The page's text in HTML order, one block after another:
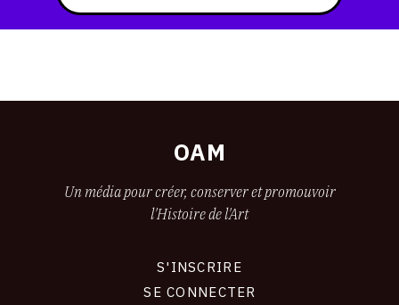
DEVENIR CONTRIBUTEUR
CONTACT
CGV
OAM
Un média pour créer, conserver et promouvoir
l'Histoire de l'Art
S'INSCRIRE
SE CONNECTER